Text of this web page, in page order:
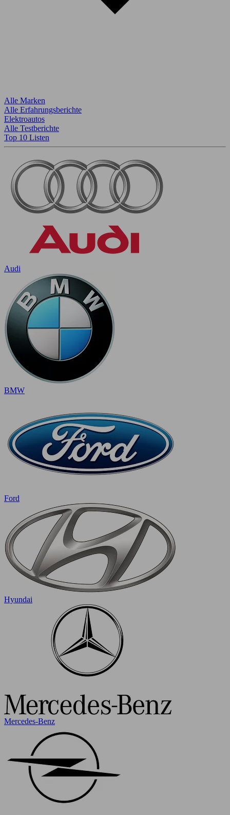
Alle Marken
Alle Erfahrungsberichte
Elektroautos
Alle Testberichte
Top 10 Listen
Audi
BMW
Ford
Hyundai
Mercedes-Benz